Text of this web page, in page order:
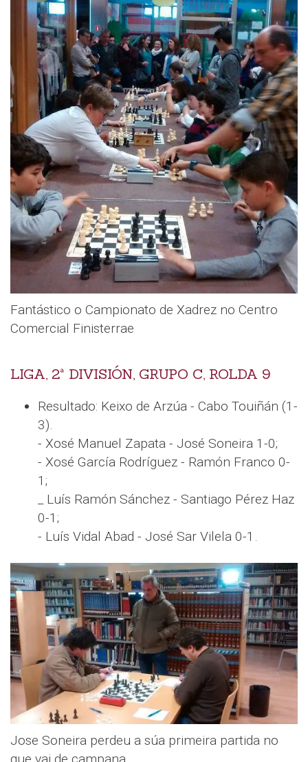
Fantástico o Campionato de Xadrez no Centro
Comercial Finisterrae
LIGA, 2ª DIVISIÓN, GRUPO C, ROLDA 9
Resultado: Keixo de Arzúa - Cabo Touiñán (1-
3).
- Xosé Manuel Zapata - José Soneira 1-0;
- Xosé García Rodríguez - Ramón Franco 0-
1;
_ Luís Ramón Sánchez - Santiago Pérez Haz
0-1;
- Luís Vidal Abad - José Sar Vilela 0-1.
Jose Soneira perdeu a súa primeira partida no